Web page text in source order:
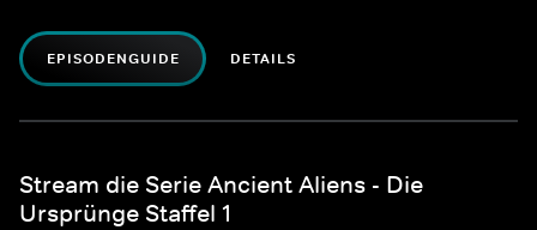
EPISODENGUIDE DETAILS
Stream die Serie Ancient Aliens - Die
Ursprünge Staffel 1